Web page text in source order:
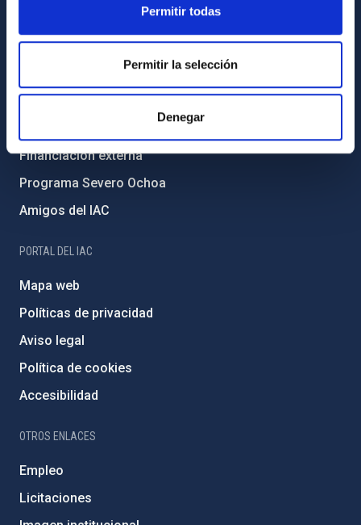
Permitir todas
Permitir la selección
Denegar
Código ético y política antifraude
Igualdad y diversidad de género
Medio Ambiente y Sostenibilidad
Financiación externa
Programa Severo Ochoa
Amigos del IAC
PORTAL DEL IAC
Mapa web
Políticas de privacidad
Aviso legal
Política de cookies
Accesibilidad
OTROS ENLACES
Empleo
Licitaciones